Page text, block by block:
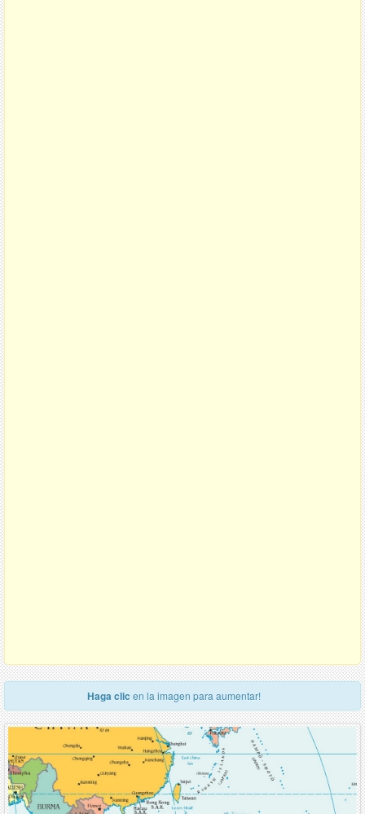
Haga clic en la imagen para aumentar!